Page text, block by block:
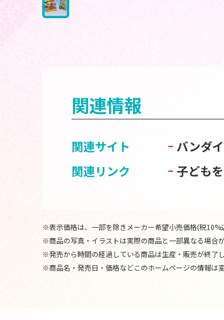
関連情報
関連サイト
バンダ
関連リンク
子ども
※表示価格は、一部を除きメーカー希望小売価格(税10%
※商品の写真・イラストは実際の商品と一部異なる場合
※発売から時間の経過している商品は生産・販売が終了
※商品名・発売日・価格などこのホームページの情報は